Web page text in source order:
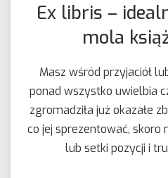
Ex libris –
mola
Masz wśród przyjaciół
ponad wszystko uwielbia
zgromadziła już okazałe
co jej sprezentować, skoro
lub setki pozycji i